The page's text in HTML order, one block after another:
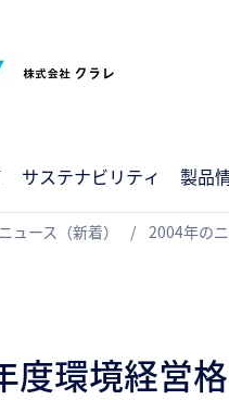
サステナビリティ 製品
ニュース（新着） 2004年の
度環境経営